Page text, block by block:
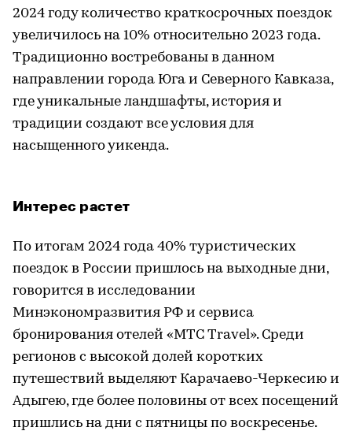
2024 году количество краткосрочных поездок
увеличилось на 10% относительно 2023 года.
Традиционно востребованы в данном
направлении города Юга и Северного Кавказа,
где уникальные ландшафты, история и
традиции создают все условия для
насыщенного уикенда.
Интерес растет
По итогам 2024 года 40% туристических
поездок в России пришлось на выходные дни,
говорится в исследовании
Минэкономразвития РФ и сервиса
бронирования отелей «МТС Travel». Среди
регионов с высокой долей коротких
путешествий выделяют Карачаево-Черкесию и
Адыгею, где более половины от всех посещений
пришлись на дни с пятницы по воскресенье.